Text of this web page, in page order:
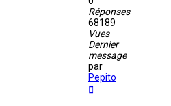
Réponses
68189
Vues
Dernier
message
par
Pepito